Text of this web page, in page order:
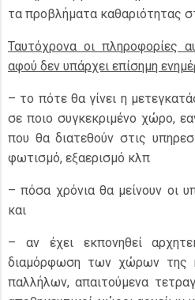
τα προβλήματα καθαριότητας
Ταυτόχρονα οι πληροφορίες
αφού δεν υπάρχει επίσημη
– το πότε θα γίνει η
σε ποιο συγκεκριμένο χώρο,
που θα διατεθούν στις
φωτισμό, εξαερισμό κλπ
– πόσα χρόνια θα μείνουν οι
και
– αν έχει εκπονηθεί
διαμόρφωση των χώρων της
παλλήλων, απαιτούμενα